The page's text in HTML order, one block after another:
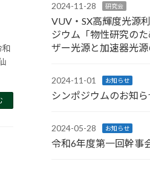
和
2024-11-28 研究会
VUV・SX高輝度光源
ジウム「物性研究の
ザー光源と加速器光源
2024-11-01 お知らせ
シンポジウムのお知ら
2024-05-28 お知らせ
令和6年度第一回幹事